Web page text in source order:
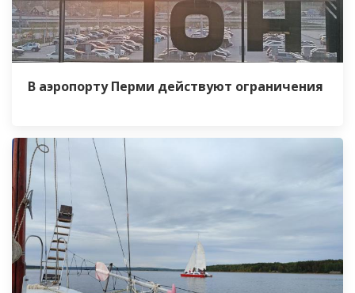
В аэропорту Перми действуют ограничения